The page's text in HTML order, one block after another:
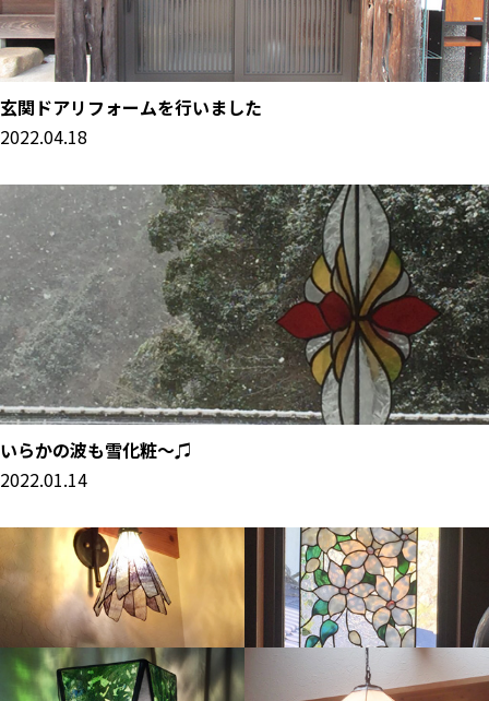
玄関ドアリフォームを行いました
2022.04.18
いらかの波も雪化粧～♫
2022.01.14